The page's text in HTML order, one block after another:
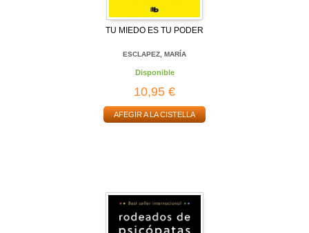
TU MIEDO ES TU PODER
ESCLAPEZ, MARÍA
Disponible
10,95 €
AFEGIR A LA CISTELLA